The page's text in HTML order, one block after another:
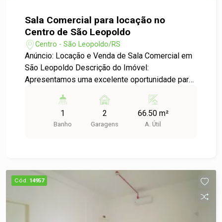
Sala Comercial para locação no
Centro de São Leopoldo
Centro - São Leopoldo/RS
Anúncio: Locação e Venda de Sala Comercial em
São Leopoldo Descrição do Imóvel:
Apresentamos uma excelente oportunidade para
de São Leopoldo. Esta sala comercial está
localizada em um condomínio no bairro Centro,
oferecendo uma infraestrutura completa e
vagas - Localização: Centro de São Leopoldo -
Condomínio: Estrutura moderna e bem
1
Banho
2
Garagens
66.50 m²
A. Útil
Cód. 14957